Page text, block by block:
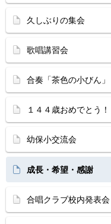
久しぶりの集会
歌唱講習会
合奏「茶色の小びん」
１４４歳おめでとう！
幼保小交流会
成長・希望・感謝
合唱クラブ校内発表会